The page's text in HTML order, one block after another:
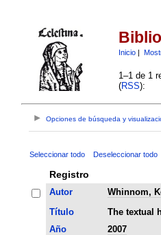
Inicio|
1–1 de 1
(RSS):
Opciones de búsqueda y
Seleccionar todo Deseleccionar todo
Registro
Autor
Whinnom,
Título
The textual
Año
2007